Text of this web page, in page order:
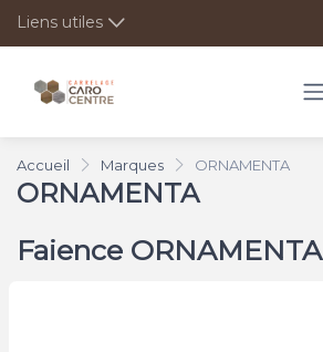
Liens utiles
Accueil Marques ORNAMENTA
ORNAMENTA
Faience ORNAMENTA